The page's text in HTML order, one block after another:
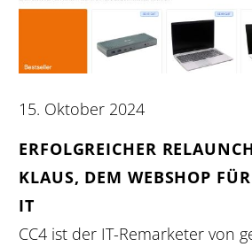
ERFOLGREICHER
KLAUS, DEM WEBSHOP
IT
15. Oktober 2024
CC4 ist der IT-Remarketer von